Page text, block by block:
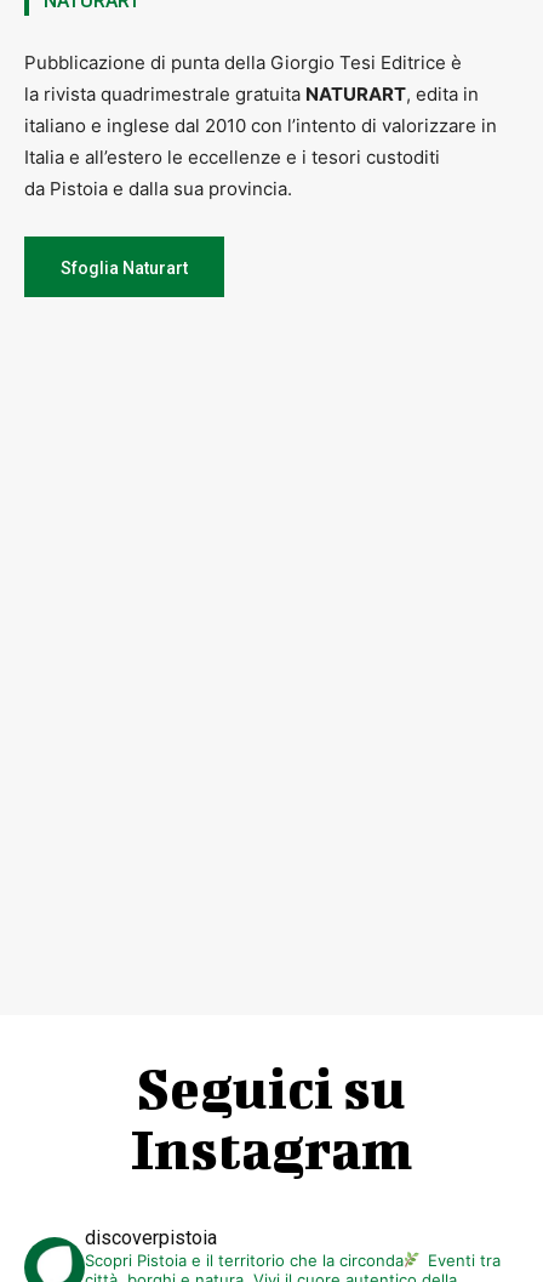
Pubblicazione di punta della Giorgio Tesi Editrice è
la rivista quadrimestrale gratuita NATURART, edita in
italiano e inglese dal 2010 con l’intento di valorizzare in
Italia e all’estero le eccellenze e i tesori custoditi
da Pistoia e dalla sua provincia.
Sfoglia Naturart
Seguici su
Instagram
discoverpistoia
Scopri Pistoia e il territorio che la circonda
Eventi tra